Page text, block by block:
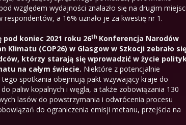
względem wydajności znalazło się na drugim
a 16% uznało je za kwestię nr 1.
koniec 2021 roku 26th Konferencja Narodów
Klimatu (COP26) w Glasgow w Szkocji zebrało się
którzy starają się wprowadzić w życie
na całym świecie. Niektóre z potencjalnie
spotkania obejmują pakt wzywający kraje do
paliw kopalnych i węgla, a także zobowiązania 130
lasów do powstrzymania i odwrócenia procesu
do ograniczenia emisji metanu, przejścia na